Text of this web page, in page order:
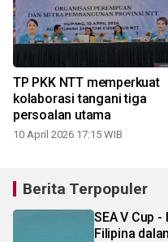
TP PKK NTT memperkuat
kolaborasi tangani tiga
persoalan utama
10 April 2026 17:15 WIB
Berita Terpopuler
SEA V Cup
Filipina